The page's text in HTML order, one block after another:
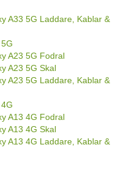
A33 5G Laddare, Kablar &
A23 5G Fodral
A23 5G Skal
A23 5G Laddare, Kablar &
A13 4G Fodral
A13 4G Skal
A13 4G Laddare, Kablar &